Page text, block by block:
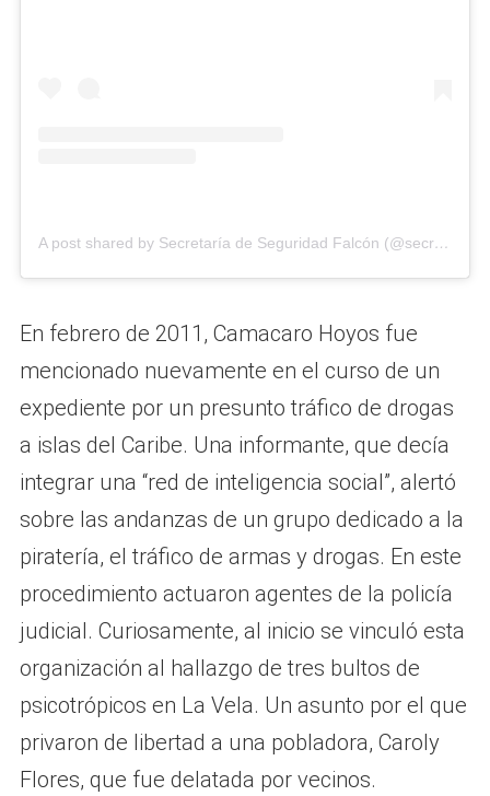
A post shared by Secretaría de Seguridad Falcón (@secretaria_seguridad_falcon)
En febrero de 2011, Camacaro Hoyos fue
mencionado nuevamente en el curso de un
expediente por un presunto tráfico de drogas
a islas del Caribe. Una informante, que decía
integrar una “red de inteligencia social”, alertó
sobre las andanzas de un grupo dedicado a la
piratería, el tráfico de armas y drogas. En este
procedimiento actuaron agentes de la policía
judicial. Curiosamente, al inicio se vinculó esta
organización al hallazgo de tres bultos de
psicotrópicos en La Vela. Un asunto por el que
privaron de libertad a una pobladora, Caroly
Flores, que fue delatada por vecinos.